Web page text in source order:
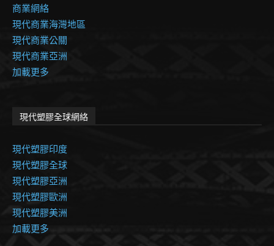
商業網絡
現代商業海灣地區
現代商業公關
現代商業亞洲
加載更多
現代塑膠全球網絡
現代塑膠印度
現代塑膠全球
現代塑膠亞洲
現代塑膠歐洲
現代塑膠美洲
加載更多